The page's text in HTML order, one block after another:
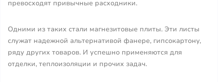
превосходят привычные расходники.
Одними из таких стали магнезитовые плиты. Эти листы
служат надежной альтернативой фанере, гипсокартону,
ряду других товаров. И успешно применяются для
отделки, теплоизоляции и прочих задач.